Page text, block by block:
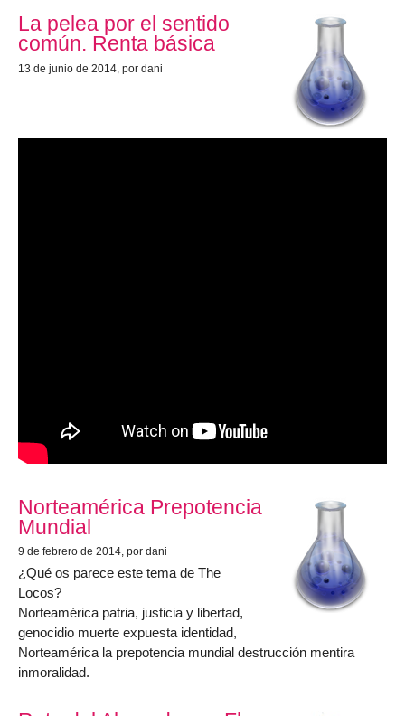
La pelea por el sentido
común. Renta básica
13 de junio de 2014, por dani
Norteamérica Prepotencia
Mundial
9 de febrero de 2014, por dani
¿Qué os parece este tema de The
Locos?
Norteamérica patria, justicia y libertad,
genocidio muerte expuesta identidad,
Norteamérica la prepotencia mundial destrucción mentira
inmoralidad.